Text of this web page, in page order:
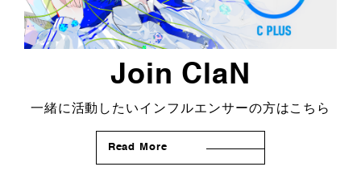
Join ClaN
一緒に活動したいインフルエンサーの方はこちら
Read More